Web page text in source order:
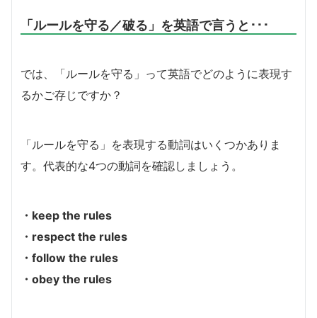
「ルールを守る／破る」を英語で言うと･･･
では、「ルールを守る」って英語でどのように表現す
るかご存じですか？
「ルールを守る」を表現する動詞はいくつかありま
す。代表的な4つの動詞を確認しましょう。
・ keep the rules
・ respect the rules
・ follow the rules
・ obey the rules